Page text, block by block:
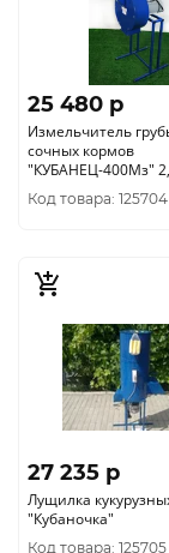
25 480 p
Измельчитель
сочных кормов
"КУБАНЕЦ-400Мз"
Код товара: 125704
27 235 p
Лущилка
"Кубаночка"
Код товара: 125705